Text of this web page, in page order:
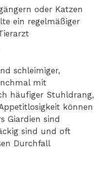
oder Katzen
ein regelmäßiger
schleimiger,
mit
häufiger Stuhldrang,
können
Giardien sind
sind und oft
Durchfall